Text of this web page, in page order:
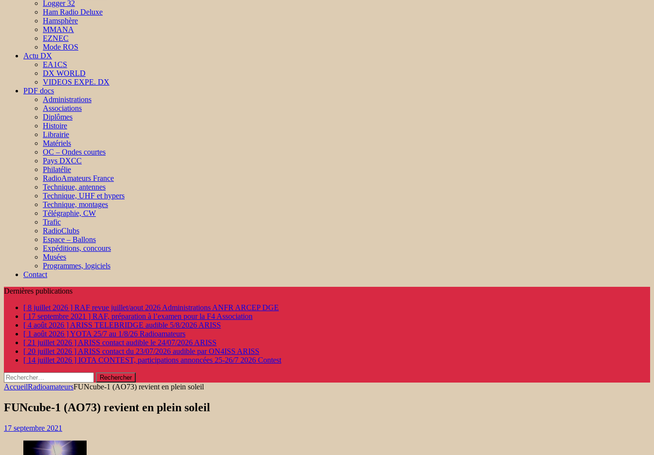
Logger 32
Ham Radio Deluxe
Hamsphère
MMANA
EZNEC
Mode ROS
Actu DX
EA1CS
DX WORLD
VIDEOS EXPE. DX
PDF docs
Administrations
Associations
Diplômes
Histoire
Librairie
Matériels
OC – Ondes courtes
Pays DXCC
Philatélie
RadioAmateurs France
Technique, antennes
Technique, UHF et hypers
Technique, montages
Télégraphie, CW
Trafic
RadioClubs
Espace – Ballons
Expéditions, concours
Musées
Programmes, logiciels
Contact
Dernières publications
[ 8 juillet 2026 ] RAF revue juillet/aout 2026 Administrations ANFR ARCEP DGE
[ 17 septembre 2021 ] RAF, préparation à l’examen pour la F4 Association
[ 4 août 2026 ] ARISS TELEBRIDGE audible 5/8/2026 ARISS
[ 1 août 2026 ]YOTA 25/7 au 1/8/26 Radioamateurs
[ 21 juillet 2026 ] ARISS contact audible le 24/07/2026 ARISS
[ 20 juillet 2026 ] ARISS contact du 23/07/2026 audible par ON4ISS ARISS
[ 14 juillet 2026 ] IOTA CONTEST, participations annoncées 25-26/7 2026 Contest
Rechercher :
AccueilRadioamateursFUNcube-1 (AO73) revient en plein soleil
FUNcube-1 (AO73) revient en plein soleil
17 septembre 2021